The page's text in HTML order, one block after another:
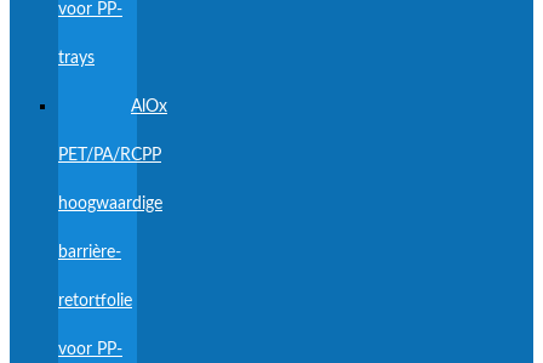
voor PP-
trays
AlOx
PET/PA/RCPP
hoogwaardige
barrière-
retortfolie
voor PP-